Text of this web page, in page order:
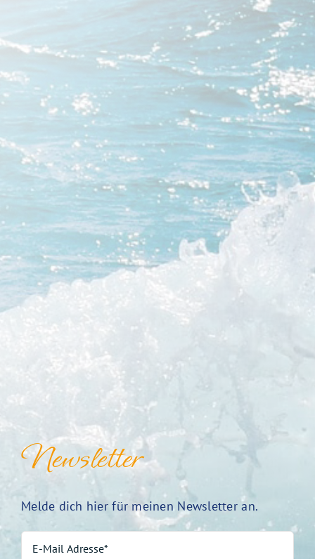
Newsletter
Melde dich hier für meinen Newsletter an.